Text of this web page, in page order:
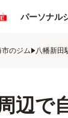
パーソナル
市のジム 八幡新田
辺で